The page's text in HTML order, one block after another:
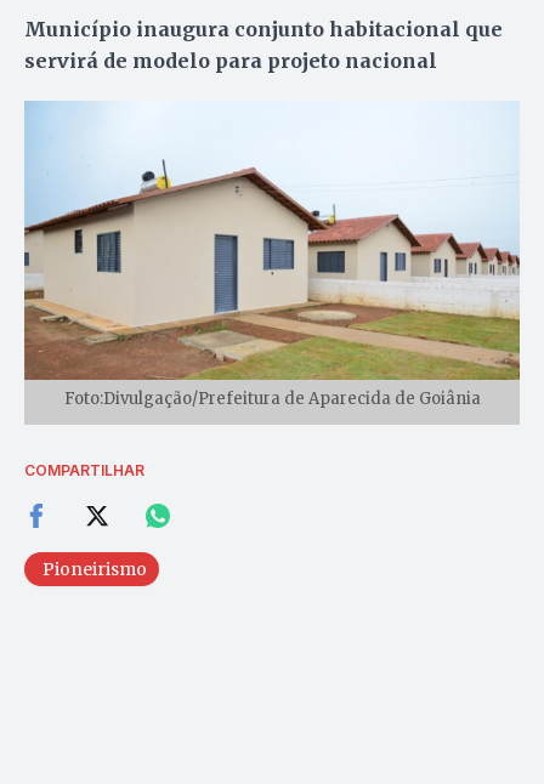
Município inaugura conjunto habitacional que
servirá de modelo para projeto nacional
Foto:Divulgação/Prefeitura de Aparecida de Goiânia
COMPARTILHAR
Pioneirismo